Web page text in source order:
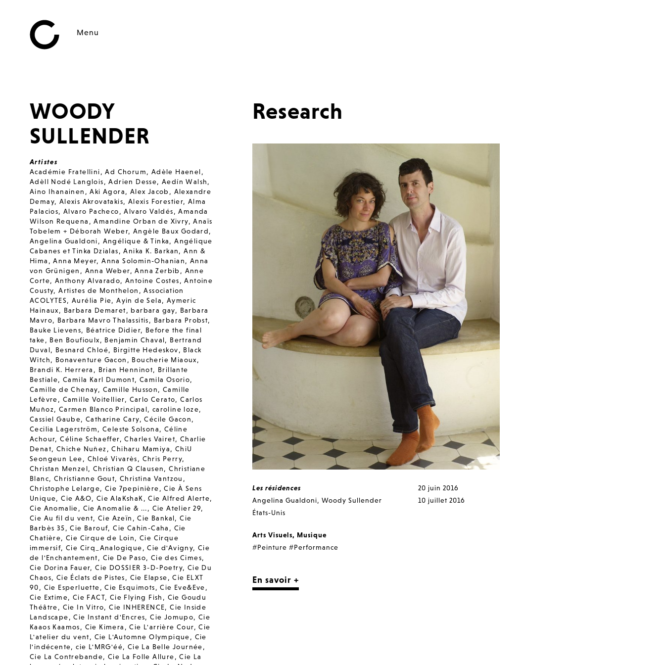
Menu
WOODY
SULLENDER
Artistes
Académie Fratellini,Ad Chorum, Adèle Haenel,
Adèll Nodé Langlois,Adrien Desse,Aedín Walsh,
Aino Ihanainen ,Aki Agora, Alex Jacob , Alexandre
Demay, Alexis Akrovatakis, Alexis Forestier,Alma
Palacios,Alvaro Pacheco,Alvaro Valdés,Amanda
Wilson Requena ,Amandine Orban de Xivry,Anaïs
Tobelem + Déborah Weber,Angèle Baux Godard,
Angelina Gualdoni, Angélique & Tinka,Angélique
Cabanes et Tinka Dzialas,Anika K. Barkan,Ann &
Hima ,Anna Meyer,Anna Solomin-Ohanian,Anna
von Grünigen , Anna Weber,Anna Zerbib , Anne
Corte, Anthony Alvarado,Antoine Costes,Antoine
Cousty,Artistes de Monthelon ,Association
ACOLYTES,Aurélia Pie,Ayin de Sela, Aymeric
Hainaux, Barbara Demaret, barbara gay, Barbara
Mavro, Barbara Mavro Thalassitis, Barbara Probst,
Bauke Lievens, Béatrice Didier, Before the final
take, Ben Boufioulx, Benjamin Chaval, Bertrand
Duval, Besnard Chloé, Birgitte Hedeskov, Black
Witch, Bonaventure Gacon , Boucherie Miaoux,
Brandi K. Herrera , Brian Henninot, Brillante
Bestiale,Camila Karl Dumont,Camila Osorio,
Camille de Chenay, Camille Husson,Camille
Lefèvre, Camille Voitellier, Carlo Cerato,Carlos
Muñoz, Carmen Blanco Principal, caroline loze,
Cassiel Gaube,Catharine Cary,Cécile Gacon,
Cecilia Lagerström,Celeste Solsona, Céline
Achour,Céline Schaeffer,Charles Vairet, Charlie
Denat, Chiche Nuñez ,Chiharu Mamiya, ChiU
Seongeun Lee, Chloé Vivarès, Chris Perry,
Christan Menzel, Christian Q Clausen,Christiane
Blanc, Christianne Gout,Christina Vantzou ,
Christophe Lelarge,Cie 7pepinière,Cie À Sens
Unique,Cie A&O, Cie AlaKshaK,Cie Alfred Alerte,
Cie Anomalie, Cie Anomalie & ..., Cie Atelier 29,
Cie Au fil du vent,Cie Azeïn ,Cie Bankal,Cie
Barbès 35,Cie Barouf,Cie Cahin-Caha , Cie
Chatière,Cie Cirque de Loin,Cie Cirque
immersif,Cie Cirq_Analogique,Cie d'Avigny,Cie
de l'Enchantement, Cie De Paso, Cie des Cimes,
Cie Dorina Fauer,Cie DOSSIER 3-D-Poetry, Cie Du
Chaos, Cie Éclats de Pistes, Cie Elapse,Cie ELXT
90, Cie Esperluette,Cie Esquimots,Cie Eve&Eve,
Cie Extime, Cie FACT, Cie Flying Fish , Cie Goudu
Théâtre, Cie In Vitro,Cie INHERENCE,Cie Inside
Landscape,Cie Instant d'Encres,Cie Jomupo,Cie
Kaaos Kaamos, Cie Kimera ,Cie L'arrière Cour,Cie
L'atelier du vent, Cie L'Automne Olympique, Cie
l'indécente,cie L'MRG'éé, Cie La Belle Journée,
Cie La Contrebande,Cie La Folle Allure,Cie La
Research
Les résidences
Angelina Gualdoni,Woody Sullender
États-Unis
Arts Visuels, Musique
#Peinture #Performance
20 juin 2016
10 juillet 2016
En savoir +